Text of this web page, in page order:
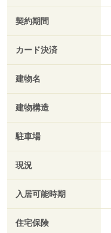
契約期間
カード決済
建物名
建物構造
駐車場
現況
入居可能時期
住宅保険